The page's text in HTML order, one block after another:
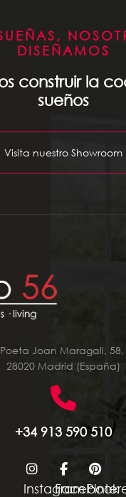
DISEÑAMOS
construir la
sueños
Visita nuestro Showroom
Poeta Joan Maragall, 58,
28020 Madrid (España)
+34 913 590 510
InstagramFacebook